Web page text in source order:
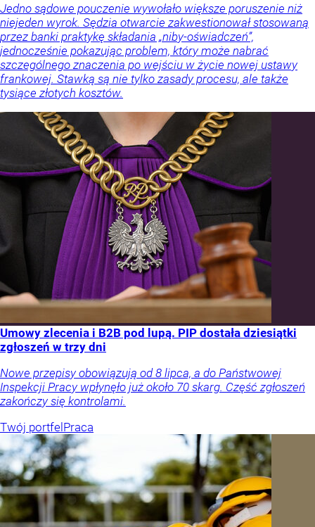
Jedno sądowe pouczenie wywołało większe poruszenie niż
niejeden wyrok. Sędzia otwarcie zakwestionował stosowaną
przez banki praktykę składania „niby-oświadczeń”,
jednocześnie pokazując problem, który może nabrać
szczególnego znaczenia po wejściu w życie nowej ustawy
frankowej. Stawką są nie tylko zasady procesu, ale także
tysiące złotych kosztów.
Umowy zlecenia i B2B pod lupą. PIP dostała dziesiątki
zgłoszeń w trzy dni
Nowe przepisy obowiązują od 8 lipca, a do Państwowej
Inspekcji Pracy wpłynęło już około 70 skarg. Część zgłoszeń
zakończy się kontrolami.
Twój portfelPraca